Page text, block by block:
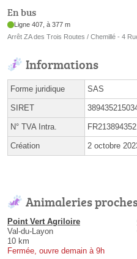
En bus
Ligne 407, à 377 m
Arrêt ZA des Trois Routes / Chemillé - 4
Informations
Forme juridique SAS
SIRET
N° TVA Intra.
Création 2 octobre
Animaleries
Point Vert Agriloire
Val-du-Layon
10 km
Fermée, ouvre demain à 9h